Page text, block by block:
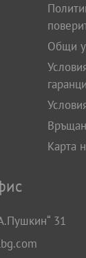
Общи
Карта
31